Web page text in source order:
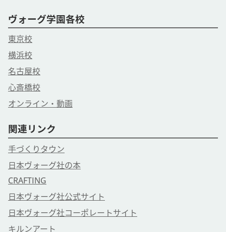
ヴォーグ学園各校
東京校
横浜校
名古屋校
心斎橋校
オンライン・動画
関連リンク
手づくりタウン
日本ヴォーグ社の本
CRAFTING
日本ヴォーグ社公式サイト
日本ヴォーグ社コーポレートサイト
キルンアート